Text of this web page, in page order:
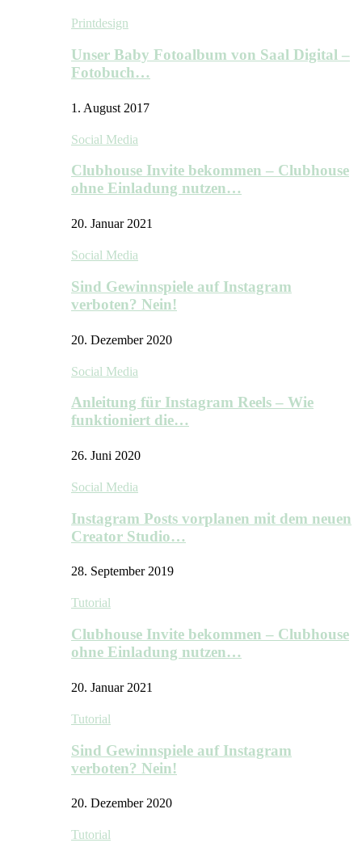
Printdesign
Unser Baby Fotoalbum von Saal Digital –
Fotobuch…
1. August 2017
Social Media
Clubhouse Invite bekommen – Clubhouse
ohne Einladung nutzen…
20. Januar 2021
Social Media
Sind Gewinnspiele auf Instagram
verboten? Nein!
20. Dezember 2020
Social Media
Anleitung für Instagram Reels – Wie
funktioniert die…
26. Juni 2020
Social Media
Instagram Posts vorplanen mit dem neuen
Creator Studio…
28. September 2019
Tutorial
Clubhouse Invite bekommen – Clubhouse
ohne Einladung nutzen…
20. Januar 2021
Tutorial
Sind Gewinnspiele auf Instagram
verboten? Nein!
20. Dezember 2020
Tutorial